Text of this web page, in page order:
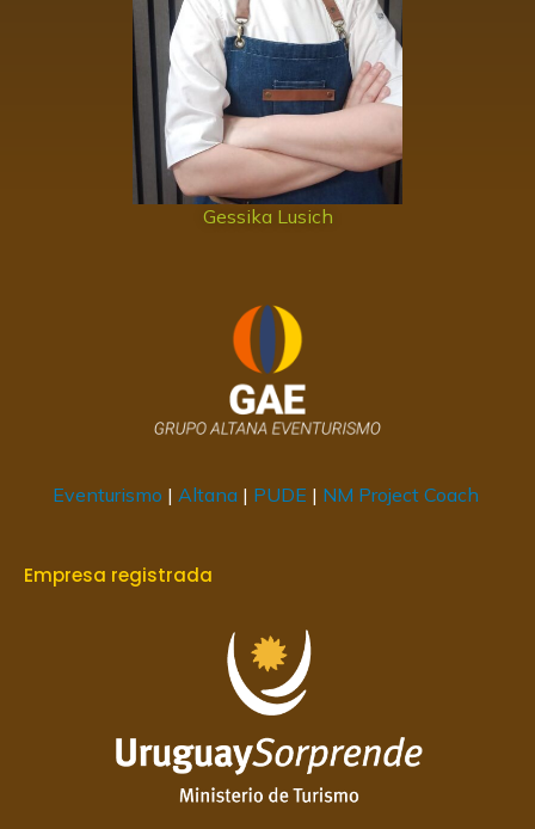
Gessika Lusich
Eventurismo | Altana | PUDE | NM Project Coach
Empresa registrada